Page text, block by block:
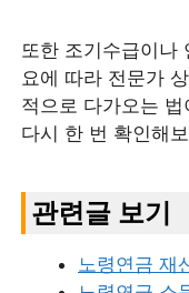
또한 조기수급이나
요에 따라 전문가
적으로 다가오는
다시 한 번 확인해
관련글 보기
노령연금 재